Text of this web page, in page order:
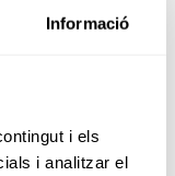
Informació
i els
i analitzar el
un green en
Senior. A nivel
de España
iniciada a